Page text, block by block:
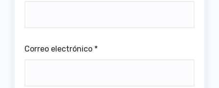
Correo electrónico *